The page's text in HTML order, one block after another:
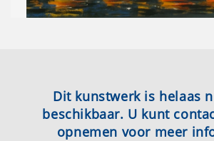
Dit kunstwerk is helaas
beschikbaar. U kunt
opnemen voor meer